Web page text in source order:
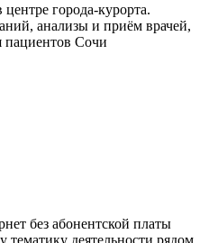
города-курорта.
анализы и приём врачей,
пациентов Сочи
без абонентской платы
деятельности рядом